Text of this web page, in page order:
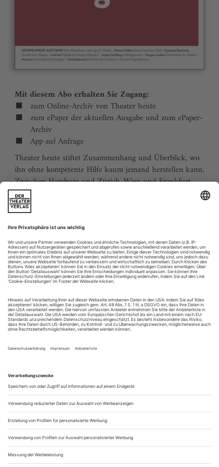
Mit diesem Abo erhalten Sie Zugang:
zum Online-Archiv von Theater heute
zum ePaper der aktuellen Ausgabe und zum ePaper-
Archiv
App auf Anfrage
Theater heute stiftet Zusammenhang und Überblick, wo
ihn ohne kompetente Hilfe kaum jemand herstellen kann.
Zwischen Hamburg und Zürich, Wien und Frankfurt,
Jena und Aachen gibt es wie nirgends auf der Welt eine
dichte, vielfältige und produktive Theaterszene. Mit
Theater heute sind Sie jederzeit über die wichtigsten
Ereignisse informiert. Theater heute erscheint 12-mal im
Jahr mit einem Doppelheft im Juli und dem Jahrbuch im
August.
Sie erhalten Zugang zum Online-Archiv von Theater
heute und können sowohl das aktuelle ePaper als auch
das ePaper-Archiv über Ihren Account auf www.der-
theaterverlag.de einsehen. Zugang zur App auf Anfrage.
Das Abonnement hat eine Laufzeit von einem Monat und
verlängert sich jeweils um einen weiteren Monat, sofern
es nicht vom Kunden auf der Seite „Mein Konto/Meine
Bestellungen“ auf www.der-theaterverlag.de gekündigt
in Kraft.
Aus steuerlichen Gründen abweichende Preise für Käufe
außerhalb Deutschlands (Endpreis vor Auslösen der Bestellung
ersichtlich)